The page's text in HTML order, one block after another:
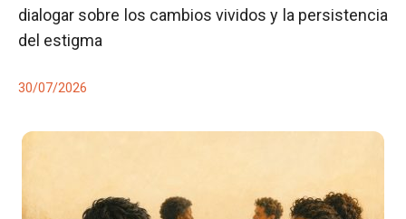
dialogar sobre los cambios vividos y la persistencia
del estigma
30/07/2026